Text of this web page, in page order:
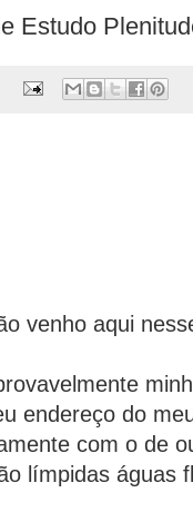
Estudo
venho aqui
endereço do
com o de
límpidas águas